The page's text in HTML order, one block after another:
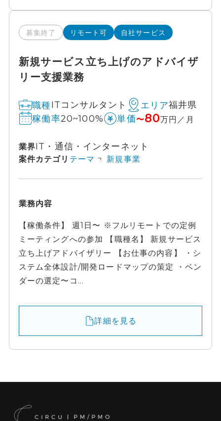
募集終了 リモート可 自社サービス
新規サービス立ち上げのアドバイザ
リー支援業務
職種ITコンサルタント エリア福井県
稼働率20~100% 単価〜80万円／月
業界IT・通信・インターネット
案件カテゴリ テーマ 新規事業
業務内容
【稼働条件】 週1日〜 ※フルリモートでの定例
ミーティングへの参加 【職種名】 新規サービス
立ち上げアドバイザリー 【お仕事の内容】 ・シ
ステム全体設計/開発ロードマップの策定 ・ベン
ダーの選定〜コ...
詳細を見る